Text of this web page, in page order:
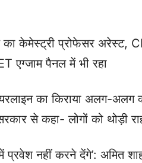
केमेस्ट्री प्रोफेसर अरेस्ट,
एग्जाम पैनल में भी रहा
का किराया अलग-
से कहा- लोगों को थोड़ी
प्रवेश नहीं करने देंगे’: अमित